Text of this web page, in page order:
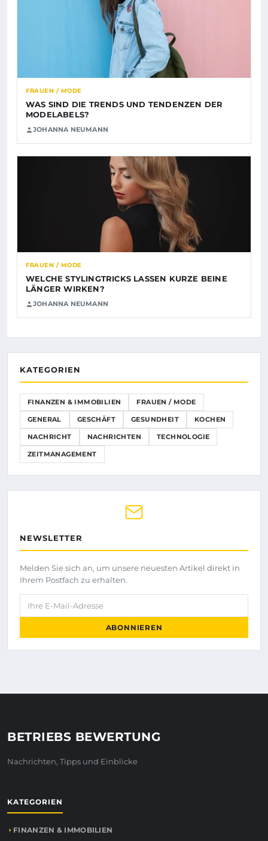
FRAUEN / MODE
WAS SIND DIE TRENDS UND TENDENZEN DER
MODELABELS?
JOHANNA NEUMANN
FRAUEN / MODE
WELCHE STYLINGTRICKS LASSEN KURZE BEINE
LÄNGER WIRKEN?
JOHANNA NEUMANN
KATEGORIEN
FINANZEN & IMMOBILIEN FRAUEN / MODE
GENERAL GESCHÄFT GESUNDHEIT KOCHEN
NACHRICHT NACHRICHTEN TECHNOLOGIE
ZEITMANAGEMENT
NEWSLETTER
Melden Sie sich an, um unsere neuesten Artikel direkt in
Ihrem Postfach zu erhalten.
Ihre E-Mail-Adresse
ABONNIEREN
BETRIEBS BEWERTUNG
Nachrichten, Tipps und Einblicke
KATEGORIEN
FINANZEN & IMMOBILIEN